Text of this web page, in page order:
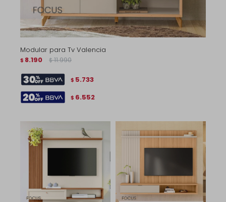
Modular para Tv Valencia
$ 8.190 $ 11.990
$ 5.733
$ 6.552